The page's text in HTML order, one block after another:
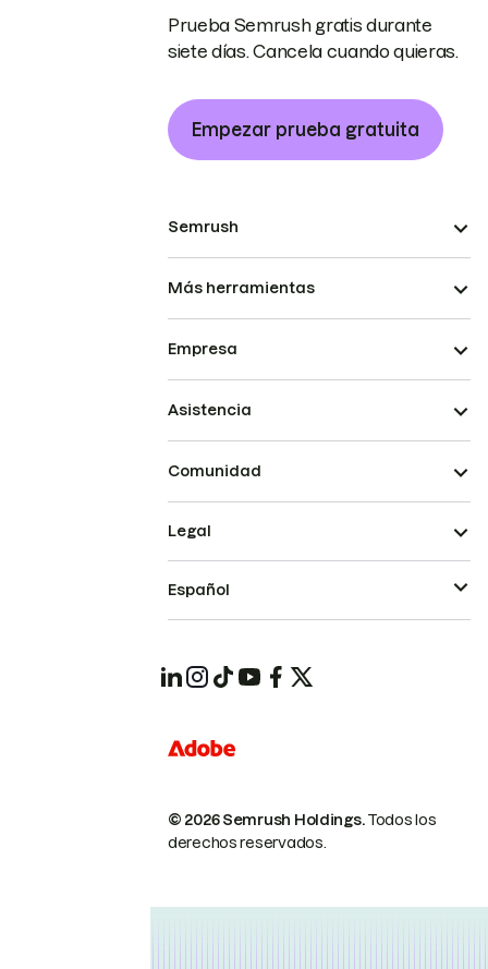
Prueba Semrush gratis durante
siete días. Cancela cuando quieras.
Empezar prueba gratuita
Semrush
Más herramientas
Empresa
Asistencia
Comunidad
© 2026 Semrush Holdings.Todos los
derechos reservados.
Legal
Español